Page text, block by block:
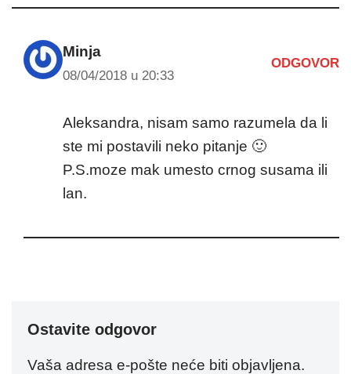
Minja
08/04/2018 u 20:33
ODGOVOR
Aleksandra, nisam samo razumela da li
ste mi postavili neko pitanje 🙂
P.S.moze mak umesto crnog susama ili
lan.
Ostavite odgovor
Vaša adresa e-pošte neće biti objavljena.